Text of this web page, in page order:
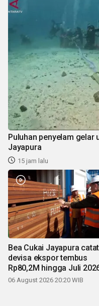
Puluhan penyelam gelar
Jayapura
15 jam lalu
Bea Cukai Jayapura catat
devisa ekspor tembus
Rp80,2M hingga Juli
06 August 2026 20:20 WIB